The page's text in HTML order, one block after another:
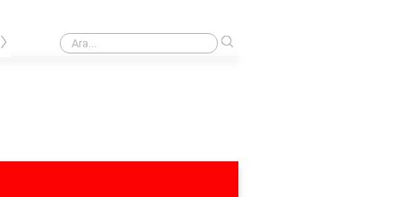
Yağ lekesi yağlı mutfak dolapları neyle silinir?
›